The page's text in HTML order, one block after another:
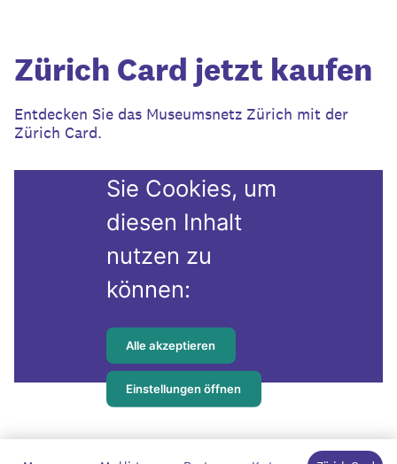
Zürich Card jetzt kaufen
Entdecken Sie das Museumsnetz Zürich mit der
Zürich Card.
Sie Cookies, um
diesen Inhalt
nutzen zu
können:
Alle akzeptieren
Einstellungen öffnen